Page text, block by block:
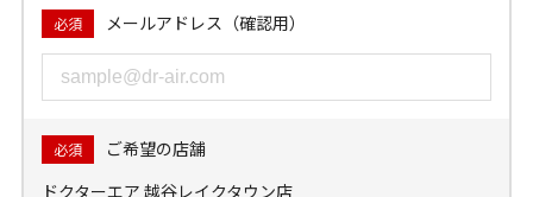
必須 メールアドレス（確認用）
必須
ご希望の店舗
ドクターエア 越谷レイクタウン店